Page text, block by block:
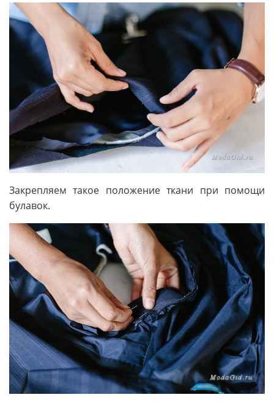
Закрепляем такое положение ткани при помощи
булавок.